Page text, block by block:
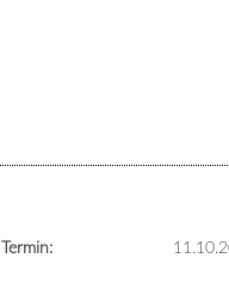
Termin: